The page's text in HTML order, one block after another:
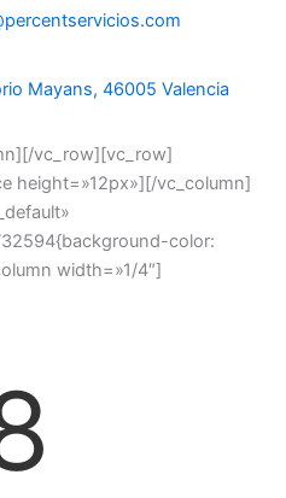
Mayans, 46005 Valencia
vc_row][vc_row]
height=»12px»][/vc_column]
color:
width=»1/4″]